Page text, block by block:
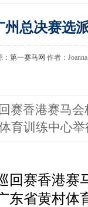
州总决赛选
：第一赛马网 作者：
赛香港赛马
育训练中心举
赛香港赛
东省黄村